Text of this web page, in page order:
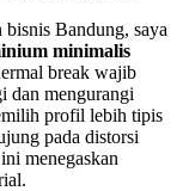
Bandung, saya
minimalis
break wajib
dan mengurangi
profil lebih tipis
pada distorsi
menegaskan